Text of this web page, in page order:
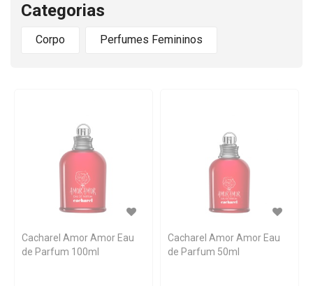
Categorias
Corpo Perfumes Femininos
Cacharel Amor Amor Eau
de Parfum 100ml
Cacharel Amor Amor Eau
de Parfum 50ml